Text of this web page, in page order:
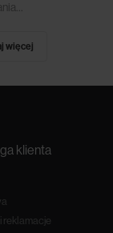
więcej
klienta
reklamacje